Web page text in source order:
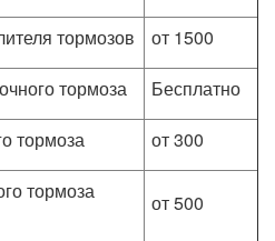
тормозов
от 1500
тормоза
Бесплатно
тормоза
от 300
тормоза
от 500